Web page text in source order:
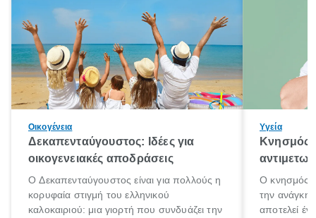
Οικογένεια
Δεκαπενταύγουστος: Ιδέες για
οικογενειακές αποδράσεις
Ο Δεκαπενταύγουστος είναι για πολλούς η
κορυφαία στιγμή του ελληνικού
καλοκαιριού: μια γιορτή που συνδυάζει την
Υγεία
Κνησμός:
Ο κνησμός
την ανάγκη
αποτελεί